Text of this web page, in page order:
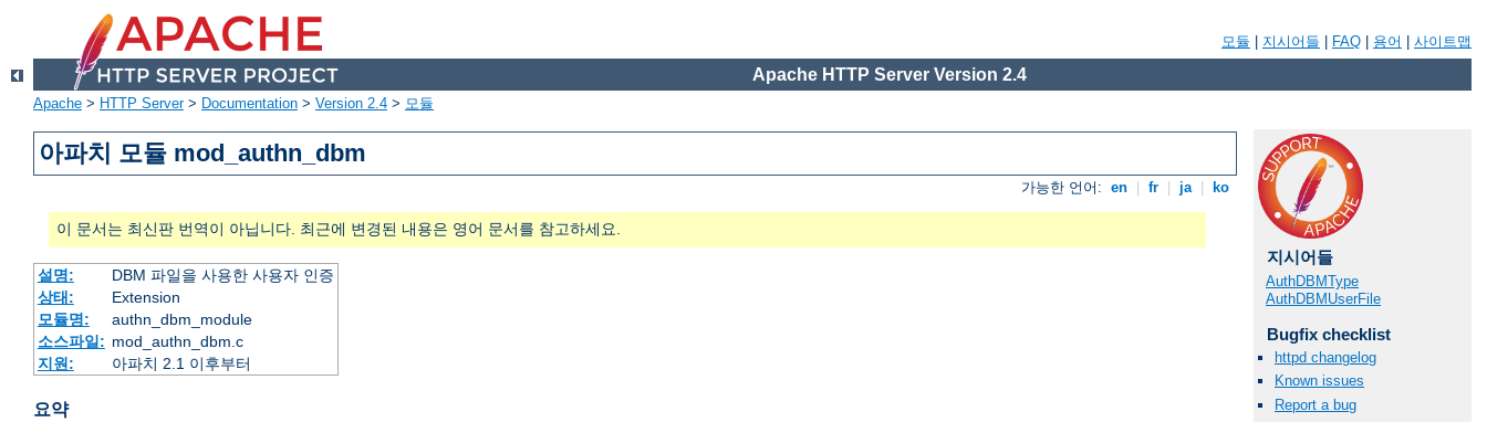
모듈 지시어들 FAQ 용어 사이트맵
Apache HTTP Server Version 2.4
Apache > HTTP Server> Documentation > Version 2.4 > 모듈
아파치 모듈 mod_authn_dbm
가능한 언어: en fr ja ko
이 문서는 최신판 번역이 아닙니다. 최근에 변경된 내용은 영어 문서를 참고하세요.
설명:
DBM 파일을 사용한 사용자 인증
상태:
Extension
모듈명:
authn_dbm_module
소스파일: mod_authn_dbm.c
지원:
아파치 2.1 이후부터
요약
지시어들
AuthDBMType
AuthDBMUserFile
Bugfix checklist
httpd changelog
Known issues
Report a bug